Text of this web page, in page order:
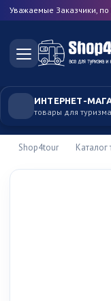
Уважаемые Заказчики,
ИНТЕРНЕТ-
товары для туризма
Shop4tour Каталог